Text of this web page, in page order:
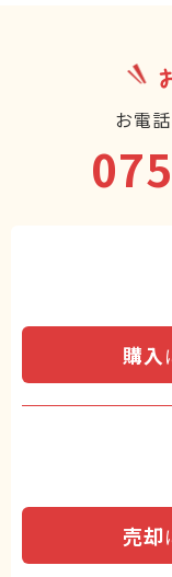
お電
購入
売却